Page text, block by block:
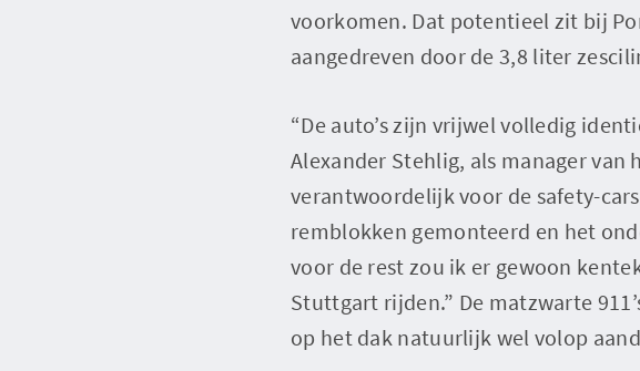
voorkomen. Dat potentieel zit bij
aangedreven door de 3,8 liter
“De auto’s zijn vrijwel volledig
Alexander Stehlig, als manager
verantwoordelijk voor de safety-
remblokken gemonteerd en het
voor de rest zou ik er gewoon
Stuttgart rijden.” De matzwarte
op het dak natuurlijk wel volop